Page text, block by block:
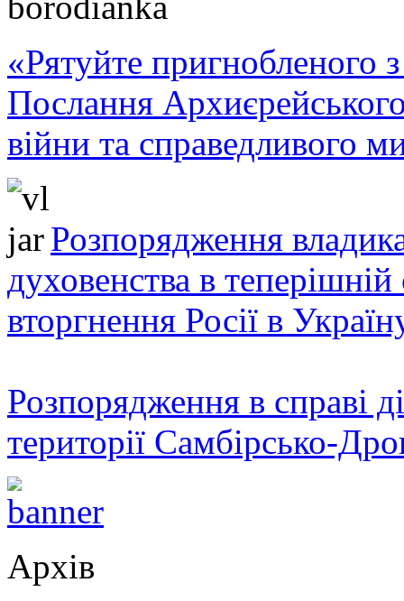
«Рятуйте пригнобленого
Послання
війни та справедливого
Розпорядження
духовенства в теперішній
вторгнення Росії в
Розпорядження в справі
території Самбірсько-
Архів